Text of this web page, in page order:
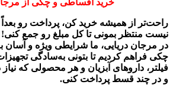
خرید اقساطی و چکی از
راحت‌تر از همیشه خرید کن، پرداخت رو بعداً
نیست منتظر بمونی تا کل مبلغ رو جمع
در مرجان دریایی، ما شرایطی ویژه و آسان
چکی فراهم کردیم تا بتونی به‌سادگی
فیلتر، داروهای آبزیان و هر محصولی که
و در چند قسط پرداخت کنی.